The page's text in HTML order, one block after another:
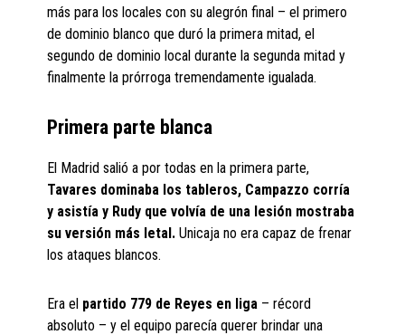
más para los locales con su alegrón final – el primero
de dominio blanco que duró la primera mitad, el
segundo de dominio local durante la segunda mitad y
finalmente la prórroga tremendamente igualada.
Primera parte blanca
El Madrid salió a por todas en la primera parte,
Tavares dominaba los tableros, Campazzo corría
y asistía y Rudy que volvía de una lesión mostraba
su versión más letal. Unicaja no era capaz de frenar
los ataques blancos.
Era el partido 779 de Reyes en liga – récord
absoluto – y el equipo parecía querer brindar una